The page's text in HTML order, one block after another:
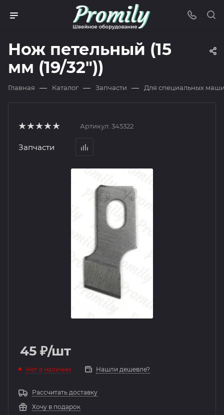
Нож петельный (15
мм (19/32"))
Главная — Каталог — Запчасти — Для специальных
Артикул: 345322
Запчасти
45 ₽/шт
Нет в наличии Нашли дешевле?
Рассчитать доставку
Хочу в подарок